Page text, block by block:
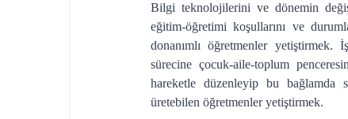
Bilgi teknolojilerini ve dönemin
eğitim-öğretimi koşullarını ve
donanımlı öğretmenler
sürecine çocuk-aile-toplum
hareketle düzenleyip bu bağlamda
üretebilen öğretmenler yetiştirmek.